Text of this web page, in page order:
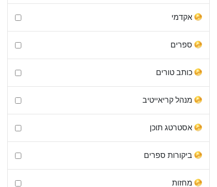
אקדמי
ספרים
כותב טורים
מנהל קריאייטיב
אסטרטג תוכן
ביקורות ספרים
מחזות